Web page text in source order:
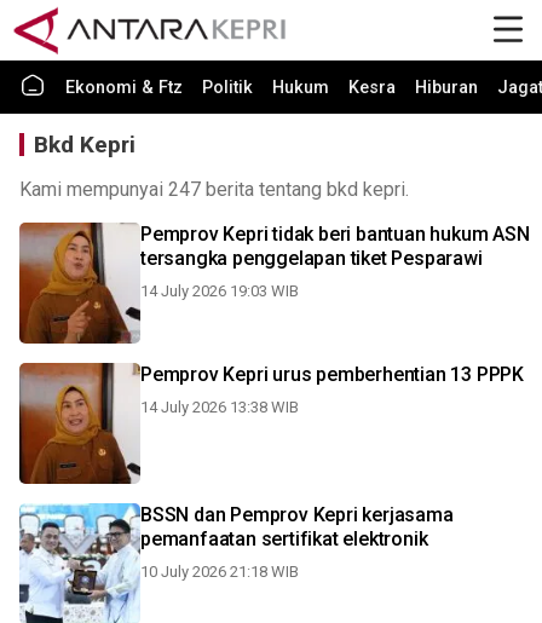
Ekonomi & Ftz Politik Hukum Kesra Hiburan Jagat
Bkd Kepri
Kami mempunyai 247 berita tentang bkd kepri.
Pemprov Kepri tidak beri bantuan hukum ASN
tersangka penggelapan tiket Pesparawi
14 July 2026 19:03 WIB
Pemprov Kepri urus pemberhentian 13 PPPK
14 July 2026 13:38 WIB
BSSN dan Pemprov Kepri kerjasama
pemanfaatan sertifikat elektronik
10 July 2026 21:18 WIB